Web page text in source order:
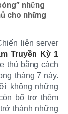
những
cho những
liên server
Truyền Kỳ 1
thủ bằng cách
tháng 7 này.
không những
bổ trợ thêm
thành những